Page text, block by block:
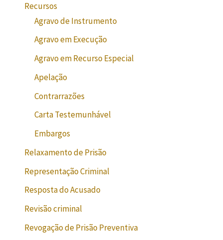
Recursos
Agravo de Instrumento
Agravo em Execução
Agravo em Recurso Especial
Apelação
Contrarrazões
Carta Testemunhável
Embargos
Relaxamento de Prisão
Representação Criminal
Resposta do Acusado
Revisão criminal
Revogação de Prisão Preventiva